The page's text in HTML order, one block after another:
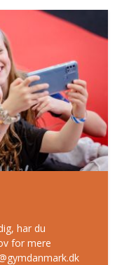
har du
for mere